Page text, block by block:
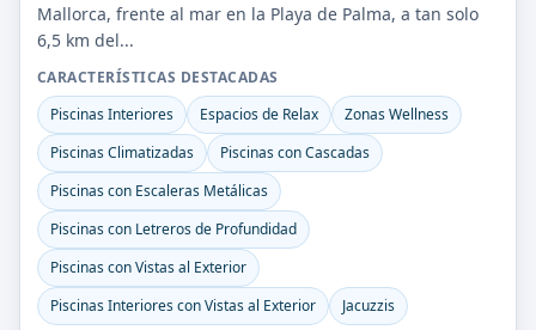
Mallorca, frente al mar en la Playa de Palma, a tan solo
6,5 km del...
CARACTERÍSTICAS DESTACADAS
Piscinas Interiores
Espacios de Relax
Zonas Wellness
Piscinas Climatizadas
Piscinas con Cascadas
Piscinas con Escaleras Metálicas
Piscinas con Letreros de Profundidad
Piscinas con Vistas al Exterior
Piscinas Interiores con Vistas al Exterior
Jacuzzis